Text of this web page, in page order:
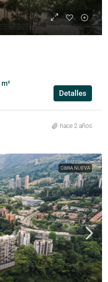
m²
Detalles
hace 2 años
OBRA NUEVA